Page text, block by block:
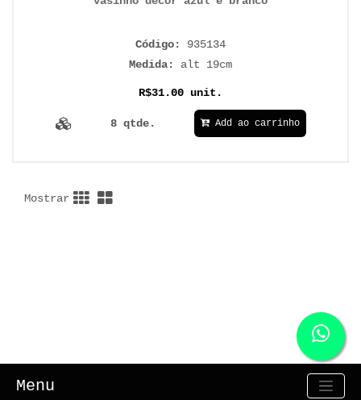
Menu
Código: 935134
Medida: alt 19cm
R$31.00 unit.
8 qtde. Add ao carrinho
Mostrar